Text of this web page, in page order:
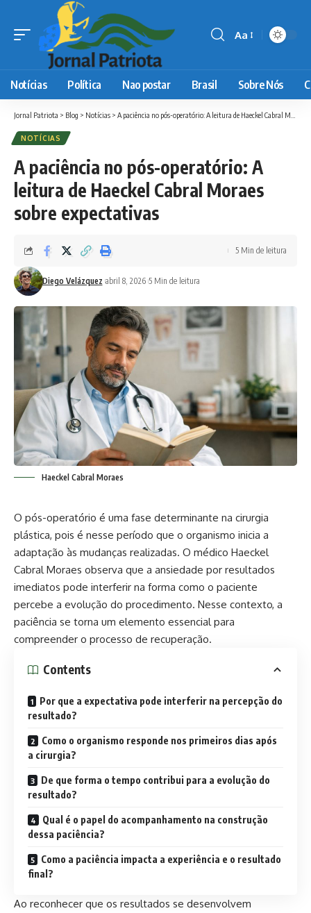
Font
Aa
Notícias Política Nao postar Brasil Sobre Nós
Jornal Patriota > Blog > Notícias > A paciência no pós-operatório: A leitura de Haeckel Cabral Moraes sobre expectativas
NOTÍCIAS
A paciência no pós-operatório: A
leitura de Haeckel Cabral Moraes
sobre expectativas
Diego Velázquez abril 8, 2026 5 Min de leitura
5 Min de leitura
Haeckel Cabral Moraes
O pós-operatório é uma fase determinante na cirurgia
plástica, pois é nesse período que o organismo inicia a
adaptação às mudanças realizadas. O médico Haeckel
Cabral Moraes observa que a ansiedade por resultados
imediatos pode interferir na forma como o paciente
percebe a evolução do procedimento. Nesse contexto, a
paciência se torna um elemento essencial para
compreender o processo de recuperação.
Contents
Por que a expectativa pode interferir na percepção do
resultado?
Como o organismo responde nos primeiros dias após
a cirurgia?
De que forma o tempo contribui para a evolução do
resultado?
Qual é o papel do acompanhamento na construção
dessa paciência?
Como a paciência impacta a experiência e o resultado
final?
Ao reconhecer que os resultados se desenvolvem